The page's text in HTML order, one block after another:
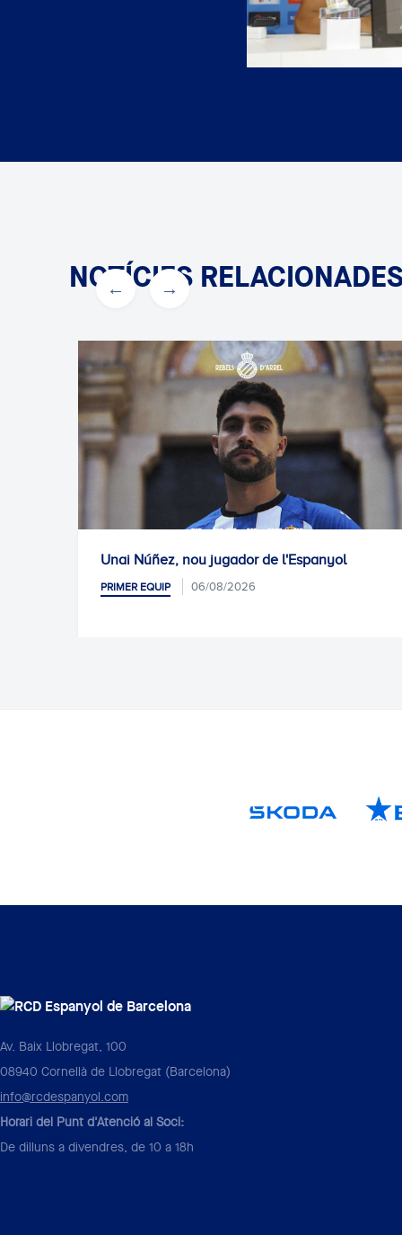
NOTÍCIES
nou jugador de l'Espanyol
06/08/2026
Proper
Av. Baix Llobregat, 100
08940 Cornellà de Llobregat (Barcelona)
info@rcdespanyol.com
Horari del Punt d'Atenció al Soci:
De dilluns a divendres, de 10 a 18h